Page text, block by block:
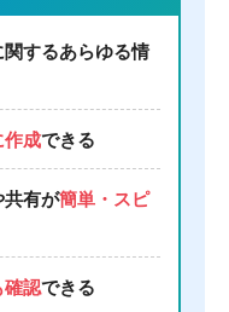
するあらゆる情
作成できる
共有が簡単・スピ
確認できる